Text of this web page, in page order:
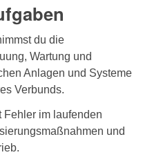
du die
Wartung und
Anlagen und Systeme
Verbunds.
Fehler im laufenden
und